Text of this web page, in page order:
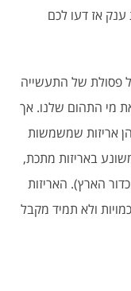
אז דעו לכם
פסולת של התעשייה
מי התהום שלנו. אך
אריזות שמשמשות
באריזות מתכת,
הארץ). האריזות
ולא תמיד מקבל